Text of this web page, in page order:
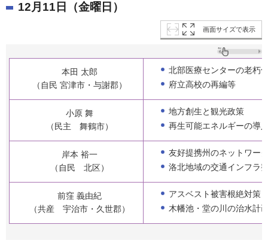
12月11日（金曜日）
画面サイズで表示
本田 太郎
（自民 宮津市・与謝郡）
北部医療センターの老朽
府立高校の再編等
小原 舞
（民主 舞鶴市）
地方創生と観光政策
再生可能エネルギーの導
岸本 裕一
（自民 北区）
友好提携州のネットワー
洛北地域の交通インフラ
前窪 義由紀
（共産 宇治市・久世郡）
アスベスト被害根絶対策
木幡池・堂の川の治水計